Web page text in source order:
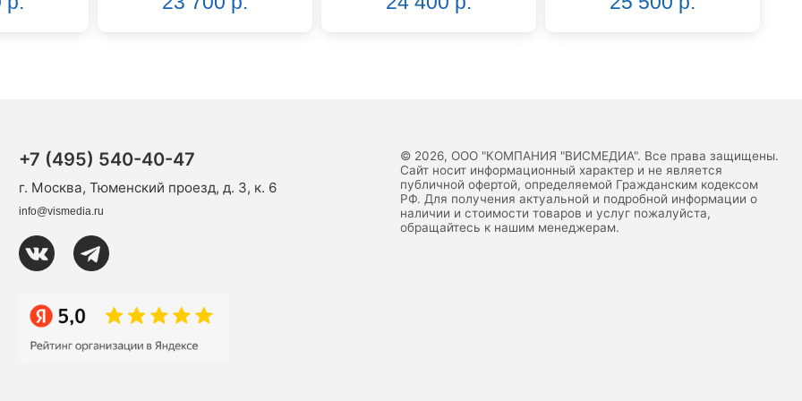
+7 (495) 540-40-47
г. Москва, Тюменский проезд, д. 3, к. 6
info@vismedia.ru
© 2026, ООО "КОМПАНИЯ "ВИСМЕДИА". Все права защищены.
Сайт носит информационный характер и не является
публичной офертой, определяемой Гражданским кодексом
РФ. Для получения актуальной и подробной информации о
наличии и стоимости товаров и услуг пожалуйста,
обращайтесь к нашим менеджерам.